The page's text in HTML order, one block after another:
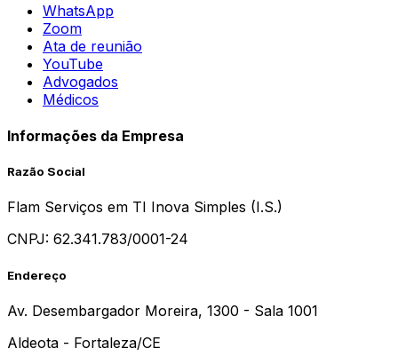
WhatsApp
Zoom
Ata de reunião
YouTube
Advogados
Médicos
Informações da Empresa
Razão Social
Flam Serviços em TI Inova Simples (I.S.)
CNPJ: 62.341.783/0001-24
Endereço
Av. Desembargador Moreira, 1300 - Sala 1001
Aldeota - Fortaleza/CE